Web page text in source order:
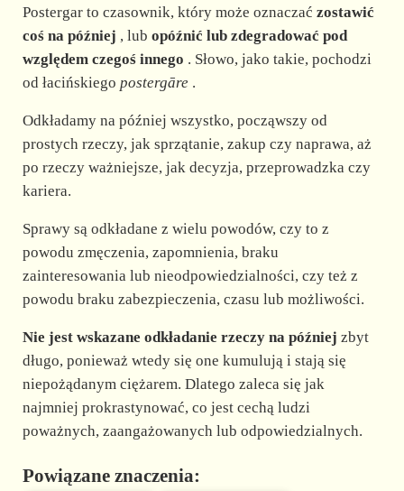
i
e
Postergar to czasownik, który może oznaczać zostawić
coś na później , lub opóźnić lub zdegradować pod
względem czegoś innego . Słowo, jako takie, pochodzi
od łacińskiego postergāre .
Odkładamy na później wszystko, począwszy od
prostych rzeczy, jak sprzątanie, zakup czy naprawa, aż
po rzeczy ważniejsze, jak decyzja, przeprowadzka czy
kariera.
Sprawy są odkładane z wielu powodów, czy to z
powodu zmęczenia, zapomnienia, braku
zainteresowania lub nieodpowiedzialności, czy też z
powodu braku zabezpieczenia, czasu lub możliwości.
Nie jest wskazane odkładanie rzeczy na później zbyt
długo, ponieważ wtedy się one kumulują i stają się
niepożądanym ciężarem. Dlatego zaleca się jak
najmniej prokrastynować, co jest cechą ludzi
poważnych, zaangażowanych lub odpowiedzialnych.
Powiązane znaczenia: